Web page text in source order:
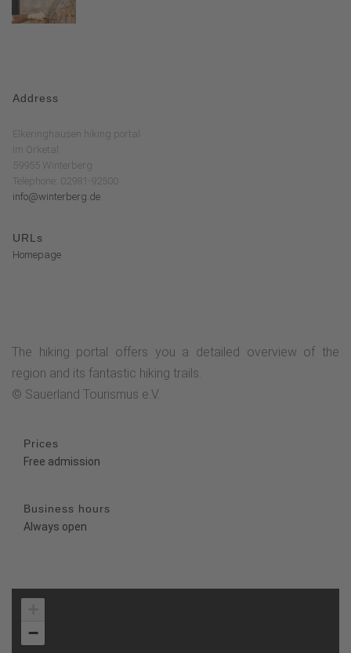
Address
Elkeringhausen hiking portal
Im Orketal
59955 Winterberg
Telephone: 02981-92500
info@winterberg.de
URLs
Homepage
The hiking portal offers you a detailed overview of the
region and its fantastic hiking trails.
© Sauerland Tourismus e.V.
Prices
Free admission
Business hours
Always open
−